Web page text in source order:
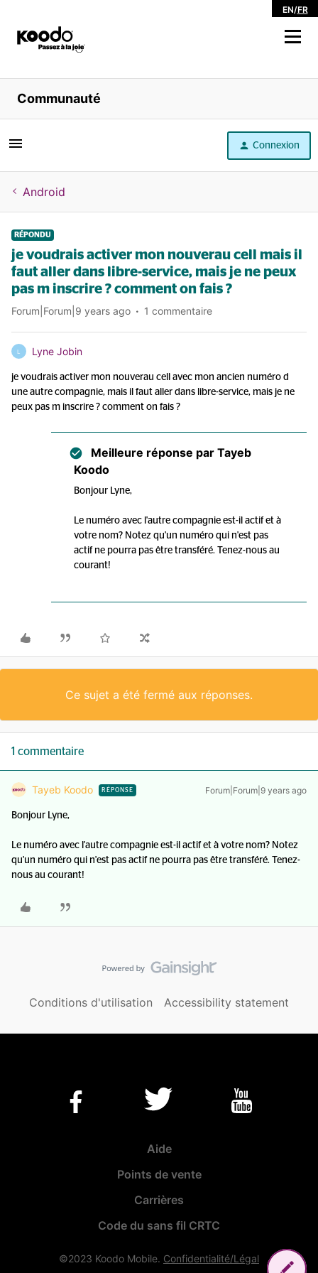
EN/FR
Magasiner
Libre service
Aide
Communauté
Connexion
Android
RÉPONDU
je voudrais activer mon nouverau cell mais il
faut aller dans libre-service, mais je ne peux
pas m inscrire ? comment on fais ?
Forum|Forum|9 years ago 1 commentaire
L Lyne Jobin
je voudrais activer mon nouverau cell avec mon ancien numéro d
une autre compagnie, mais il faut aller dans libre-service, mais je ne
peux pas m inscrire ? comment on fais ?
Meilleure réponse par Tayeb
Koodo
Bonjour Lyne,
Le numéro avec l'autre compagnie est-il actif et à
votre nom? Notez qu'un numéro qui n'est pas
actif ne pourra pas être transféré. Tenez-nous au
courant!
Ce sujet a été fermé aux réponses.
1 commentaire
Tayeb Koodo RÉPONSE Forum|Forum|9 years ago
Bonjour Lyne,
Le numéro avec l'autre compagnie est-il actif et à votre nom? Notez
qu'un numéro qui n'est pas actif ne pourra pas être transféré. Tenez-
nous au courant!
Conditions d'utilisation Accessibility statement
Aide
Points de vente
Carrières
Code du sans fil CRTC
©2023 Koodo Mobile. Confidentialité/Légal